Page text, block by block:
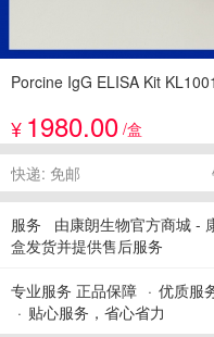
Porcine IgG ELISA
¥ 1980.00 /盒
快递: 免邮
服务
由康朗生物官方商城 -
盒发货并提供售后服务
专业服务 正品保障 优质服
贴心服务，省心省力